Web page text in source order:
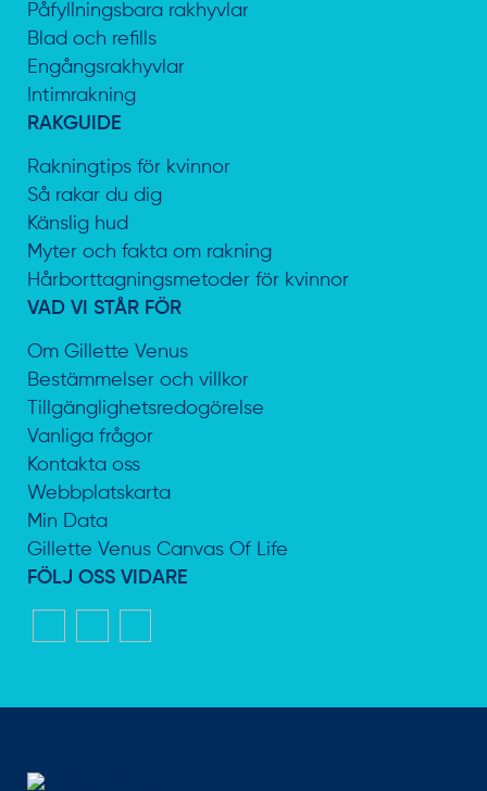
Påfyllningsbara rakhyvlar
Blad och refills
Engångsrakhyvlar
Intimrakning
RAKGUIDE
Rakningtips för kvinnor
Så rakar du dig
Känslig hud
Myter och fakta om rakning
Hårborttagningsmetoder för kvinnor
VAD VI STÅR FÖR
Om Gillette Venus
Bestämmelser och villkor
Tillgänglighetsredogörelse
Vanliga frågor
Kontakta oss
Webbplatskarta
Min Data
Gillette Venus Canvas Of Life
FÖLJ OSS VIDARE